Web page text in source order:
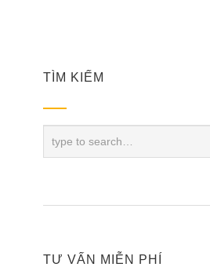
TÌM KIẾM
TƯ VẤN MIỄN PHÍ